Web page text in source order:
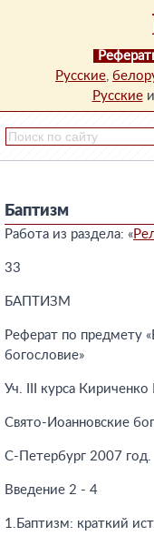
Русские,
Русскиеи
Баптизм
Работа из раздела: «
33
БАПТИЗМ
Реферат по предмету
богословие»
Уч. III курса
Свято-Иоанновские
С-Петербург 2007 год.
Введение 2 - 4
1.Баптизм: краткий